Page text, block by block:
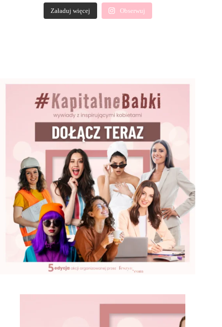
Załaduj więcej Obserwuj